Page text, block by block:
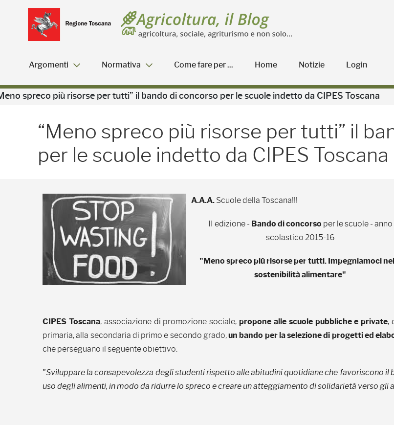
Skip to Main Content
Argomenti Normativa Come fare per ... Home Notizie Login
Risultati della ricerca - Blog Agricoltura
spreco più risorse per tutti” il bando di concorso per le scuole indetto da CIPES Toscana
“Meno spreco più risorse per tutti” il
per le scuole indetto da CIPES Toscana
A.A.A. Scuole della Toscana!!!
II edizione - Bando di concorso per le scuole - anno
scolastico 2015-16
"Meno spreco più risorse per tutti. Impegniamoci
sostenibilità alimentare"
CIPES Toscana, associazione di promozione sociale,propone alle scuole pubbliche e private,
primaria, alla secondaria di primo e secondo grado,un bando per la selezione di progetti ed
che perseguano il seguente obiettivo:
"Sviluppare la consapevolezza degli studenti rispetto alle abitudini quotidiane che favoriscono il
uso degli alimenti, in modo da ridurre lo spreco e creare un atteggiamento di solidarietà verso gli